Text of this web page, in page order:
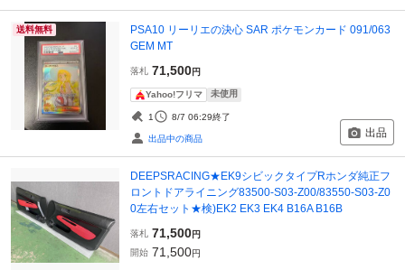
送料無料
PSA10 リーリエの決心 SAR ポケモンカード 091/063
GEM MT
落札 71,500円
Yahoo!フリマ 未使用
1 8/7 06:29終了
出品中の商品 出品
DEEPSRACING★EK9シビックタイプRホンダ純正フ
ロントドアライニング83500-S03-Z00/83550-S03-Z0
0左右セット★検)EK2 EK3 EK4 B16A B16B
落札 71,500円
開始 71,500円